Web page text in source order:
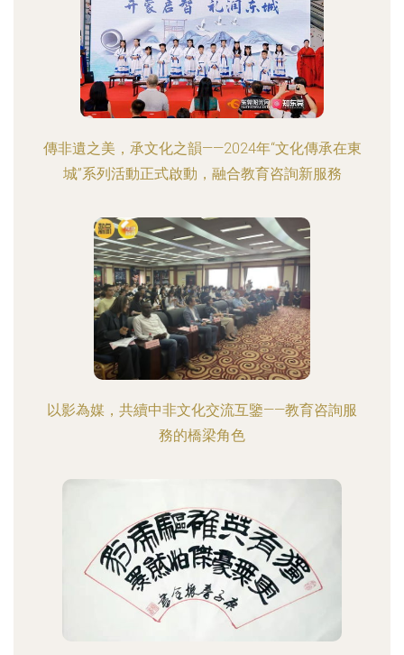
傳非遺之美，承文化之韻——2024年“文化傳承在東
城”系列活動正式啟動，融合教育咨詢新服務
以影為媒，共續中非文化交流互鑒——教育咨詢服
務的橋梁角色